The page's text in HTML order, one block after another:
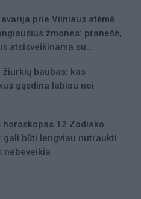
prie Vilniaus atėmė
žmones: pranešė,
atsisveikinama su
žiurkių baubas: kas
gąsdina labiau nei
horoskopas 12 Zodiako
gali būti lengviau nutraukti
nebeveikia